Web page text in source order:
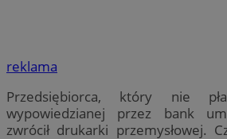
reklama
Przedsiębiorca, który nie
wypowiedzianej przez bank
zwrócił drukarki przemysłowej.